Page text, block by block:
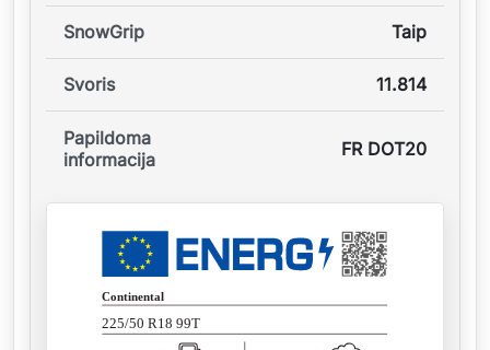
SnowGrip Taip
Svoris 11.814
Papildoma
informacija
FR DOT20
Continental
225/50 R18 99T